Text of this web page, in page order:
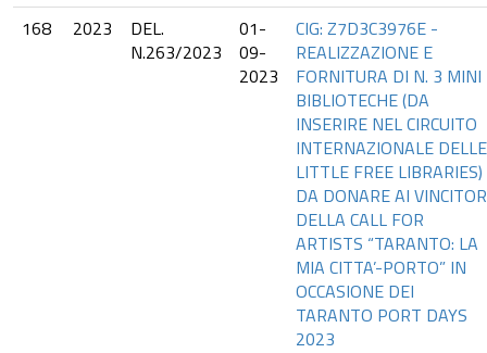
168
2023
DEL.
N.263/2023
01-
09-
2023
CIG: Z7D3C3976E -
REALIZZAZIONE E
FORNITURA DI N. 3 MINI
BIBLIOTECHE (DA
INSERIRE NEL CIRCUITO
INTERNAZIONALE DELLE
LITTLE FREE LIBRARIES)
DA DONARE AI
DELLA CALL FOR
ARTISTS “TARANTO: LA
MIA CITTA’-PORTO” IN
OCCASIONE DEI
TARANTO PORT DAYS
2023